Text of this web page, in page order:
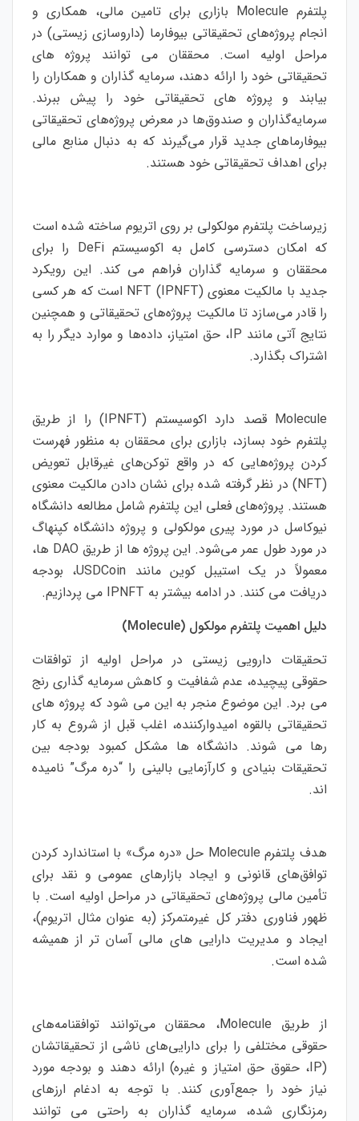
پلتفرم Molecule بازاری برای تامین مالی، همکاری و
انجام پروژه‌های تحقیقاتی بیوفارما (داروسازی زیستی) در
مراحل اولیه است. محققان می توانند پروژه های
تحقیقاتی خود را ارائه دهند، سرمایه گذاران و همکاران را
بیابند و پروژه های تحقیقاتی خود را پیش ببرند.
سرمایه‌گذاران و صندوق‌ها در معرض پروژه‌های تحقیقاتی
بیوفارماهای جدید قرار می‌گیرند که به دنبال منابع مالی
برای اهداف تحقیقاتی خود هستند.
زیرساخت پلتفرم مولکولی بر روی اتریوم ساخته شده است
که امکان دسترسی کامل به اکوسیستم DeFi را برای
محققان و سرمایه گذاران فراهم می کند. این رویکرد
جدید با مالکیت معنوی NFT (IPNFT) است که هر کسی
را قادر می‌سازد تا مالکیت پروژه‌های تحقیقاتی و همچنین
نتایج آتی مانند IP، حق امتیاز، داده‌ها و موارد دیگر را به
اشتراک بگذارد.
Molecule قصد دارد اکوسیستم (IPNFT) را از طریق
پلتفرم خود بسازد، بازاری برای محققان به منظور فهرست
کردن پروژه‌هایی که در واقع توکن‌های غیرقابل تعویض
(NFT) در نظر گرفته شده برای نشان دادن مالکیت معنوی
هستند. پروژه‌های فعلی این پلتفرم شامل مطالعه دانشگاه
نیوکاسل در مورد پیری مولکولی و پروژه دانشگاه کپنهاگ
در مورد طول عمر می‌شود. این پروژه ها از طریق DAO ها،
معمولاً در یک استیبل کوین مانند USDCoin، بودجه
دریافت می کنند. در ادامه بیشتر به IPNFT می پردازیم.
دلیل اهمیت پلتفرم مولکول (Molecule)
تحقیقات دارویی زیستی در مراحل اولیه از توافقات
حقوقی پیچیده، عدم شفافیت و کاهش سرمایه گذاری رنج
می برد. این موضوع منجر به این می شود که پروژه های
تحقیقاتی بالقوه امیدوارکننده، اغلب قبل از شروع به کار
رها می شوند. دانشگاه ها مشکل کمبود بودجه بین
تحقیقات بنیادی و کارآزمایی بالینی را “دره مرگ” نامیده
اند.
هدف پلتفرم Molecule حل «دره مرگ» با استاندارد کردن
توافق‌های قانونی و ایجاد بازارهای عمومی و نقد برای
تأمین مالی پروژه‌های تحقیقاتی در مراحل اولیه است. با
ظهور فناوری دفتر کل غیرمتمرکز (به عنوان مثال اتریوم)،
ایجاد و مدیریت دارایی های مالی آسان تر از همیشه
شده است.
از طریق Molecule، محققان می‌توانند توافقنامه‌های
حقوقی مختلفی را برای دارایی‌های ناشی از تحقیقاتشان
(IP، حقوق حق امتیاز و غیره) ارائه دهند و بودجه مورد
نیاز خود را جمع‌آوری کنند. با توجه به ادغام ارزهای
رمزنگاری شده، سرمایه گذاران به راحتی می توانند